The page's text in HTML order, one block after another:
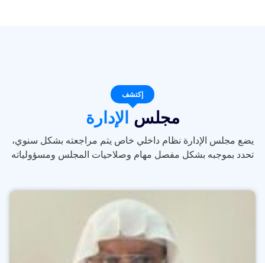
إكتشف
مجلس الإدارة
يضع مجلس الإدارة نظام داخلي خاص يتم مراجعته بشكل سنوي،
تحدد بموجبه بشكل مفصل مهام وصلاحيات المجلس ومسؤولياته